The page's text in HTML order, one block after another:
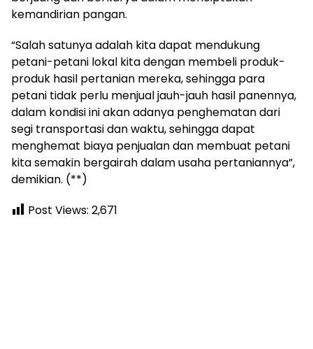
kemandirian pangan.
“Salah satunya adalah kita dapat mendukung
petani-petani lokal kita dengan membeli produk-
produk hasil pertanian mereka, sehingga para
petani tidak perlu menjual jauh-jauh hasil panennya,
dalam kondisi ini akan adanya penghematan dari
segi transportasi dan waktu, sehingga dapat
menghemat biaya penjualan dan membuat petani
kita semakin bergairah dalam usaha pertaniannya”,
demikian. (**)
Post Views: 2,671